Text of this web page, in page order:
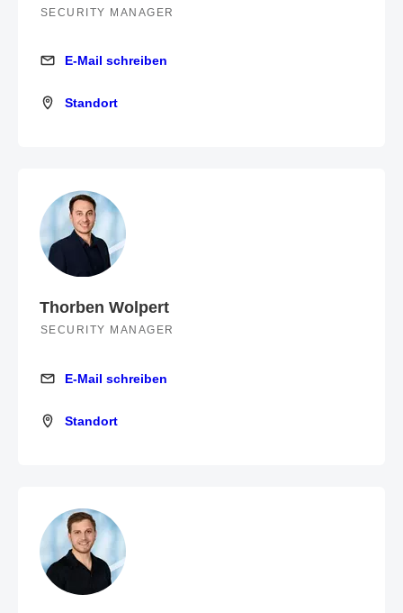
SECURITY MANAGER
E-Mail schreiben
E-Mail schreiben
Standort
Standort
Thorben Wolpert
SECURITY MANAGER
E-Mail schreiben
E-Mail schreiben
Standort
Standort